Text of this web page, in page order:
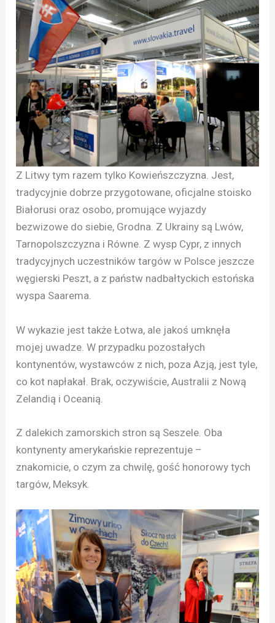
Z Litwy tym razem tylko Kowieńszczyzna. Jest,
tradycyjnie dobrze przygotowane, oficjalne stoisko
Białorusi oraz osobo, promujące wyjazdy
bezwizowe do siebie, Grodna. Z Ukrainy są Lwów,
Tarnopolszczyzna i Równe. Z wysp Cypr, z innych
tradycyjnych uczestników targów w Polsce jeszcze
węgierski Peszt, a z państw nadbałtyckich estońska
wyspa Saarema.
W wykazie jest także Łotwa, ale jakoś umknęła
mojej uwadze. W przypadku pozostałych
kontynentów, wystawców z nich, poza Azją, jest tyle,
co kot napłakał. Brak, oczywiście, Australii z Nową
Zelandią i Oceanią.
Z dalekich zamorskich stron są Seszele. Oba
kontynenty amerykańskie reprezentuje –
znakomicie, o czym za chwilę, gość honorowy tych
targów, Meksyk.